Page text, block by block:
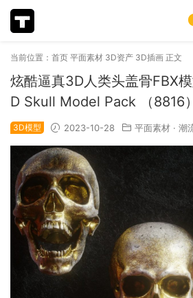
当前位置： 首页 平面素材 3D资产 3D插画 正文
炫酷逼真3D人类头盖骨FBX
D Skull Model Pack （8816）
3D模型 2023-10-28 平面素材 · 潮